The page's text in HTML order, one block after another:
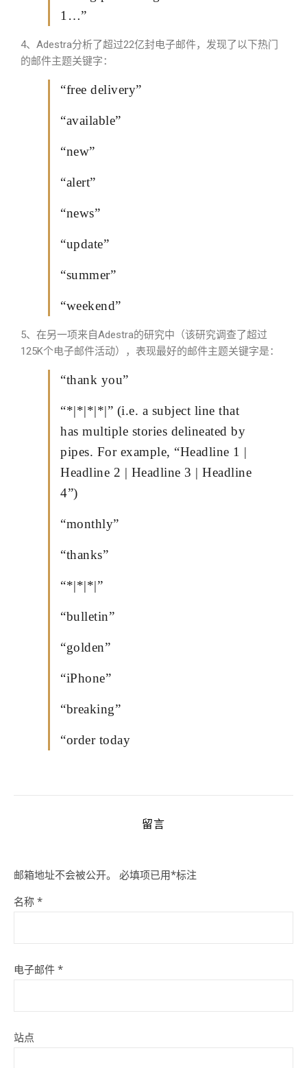
1…”
4、Adestra分析了超过22亿封电子邮件，发现了以下热门
的邮件主题关键字：
“free delivery”
“available”
“new”
“alert”
“news”
“update”
“summer”
“weekend”
5、在另一项来自Adestra的研究中（该研究调查了超过
125K个电子邮件活动），表现最好的邮件主题关键字是：
“thank you”
“*|*|*|*|” (i.e. a subject line that
has multiple stories delineated by
pipes. For example, “Headline 1 |
Headline 2 | Headline 3 | Headline
4”)
“monthly”
“thanks”
“*|*|*|”
“bulletin”
“golden”
“iPhone”
“breaking”
“order today
留言
邮箱地址不会被公开。 必填项已用*标注
名称 *
电子邮件 *
站点